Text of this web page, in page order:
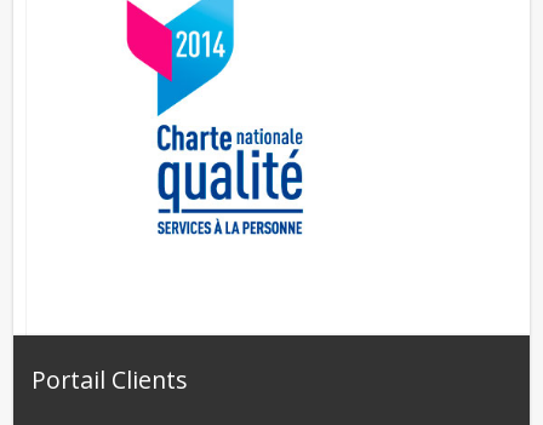
Portail Clients